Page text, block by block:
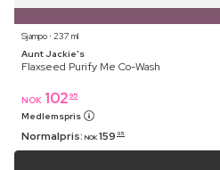
Sjampo ⋅ 237 ml
Aunt Jackie's
Flaxseed Purify Me Co-Wash
NOK 102 95
Medlemspris
Normalpris: NOK 159 95